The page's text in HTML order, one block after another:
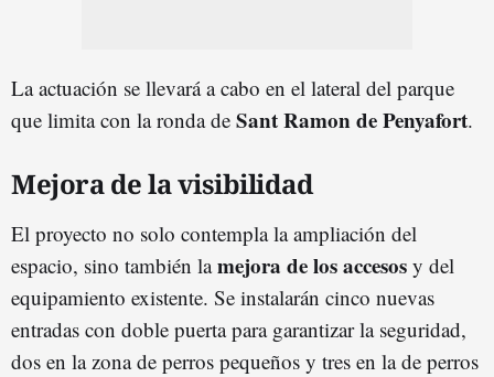
La actuación se llevará a cabo en el lateral del parque
que limita con la ronda de Sant Ramon de Penyafort.
Mejora de la visibilidad
El proyecto no solo contempla la ampliación del
espacio, sino también lamejora de los accesos y del
equipamiento existente. Se instalarán cinco nuevas
entradas con doble puerta para garantizar la seguridad,
dos en la zona de perros pequeños y tres en la de perros